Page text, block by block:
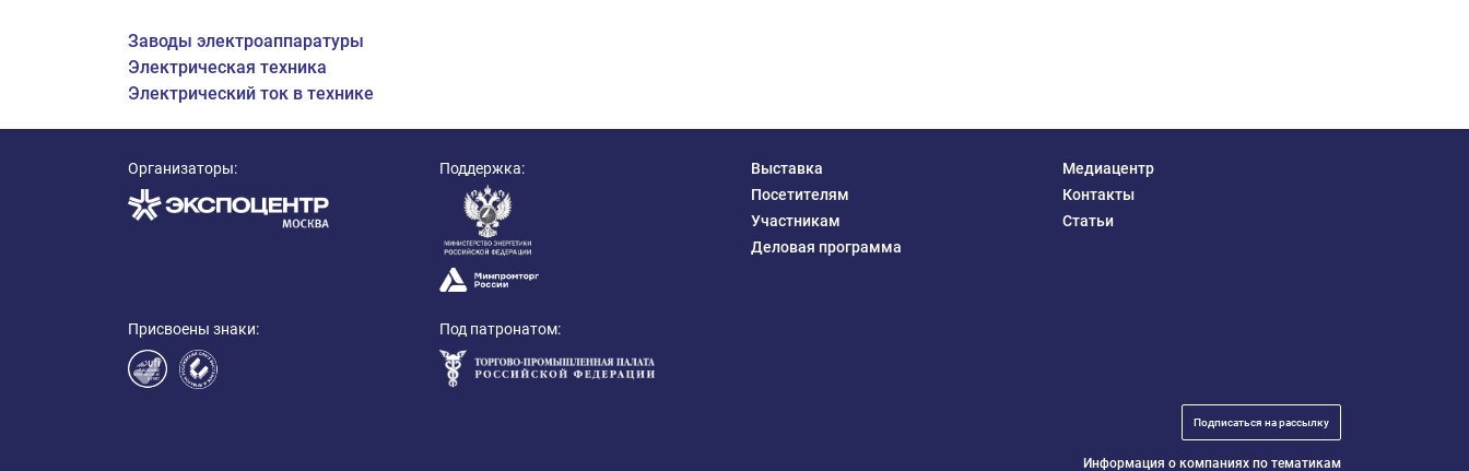
Заводы электроаппаратуры
Электрическая техника
Электрический ток в технике
Организаторы:
Присвоены знаки:
Поддержка:
Под патронатом:
Выставка
Посетителям
Участникам
Деловая программа
Медиацентр
Контакты
Статьи
Подписаться на рассылку
Информация о компаниях по тематикам